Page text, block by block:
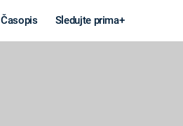
Časopis Sledujte prima+